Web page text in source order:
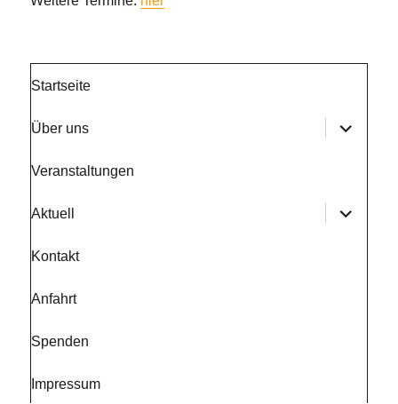
Startseite
Über uns
Veranstaltungen
Aktuell
Kontakt
Anfahrt
Spenden
Impressum